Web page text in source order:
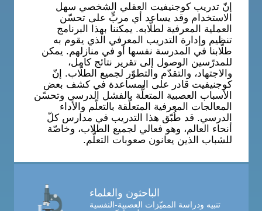
إنّ تدريب كوجنيفيت العقلي الشخصي سهل
الاستخدام وقد يساعد أي مربٍّ على تحسّن
العملية المعرفية لطلّابه. يمكننا بهذا البرنامج
تنظيم وإدارة التدريب المعرفي الذي يقوم به
طلّابنا في المدرسة نفسها أو في منازلهم. يمكن
للمدرّسين الوصول إلى تقرير نتائج كامل،
والاجتهاد، والتقدّم والتطوّر لجميع الطلّاب. إنّ
كوجنيفيت قادر على المساعدة في كشف بعض
الأسباب العصبية المتعلٌّة بالفشل الدرسي وتحسّن
المعالجات المعرفية المتعلّقة بالتعلّم والأداء
الدرسي. قد طُبّق هذا التدريب في مدارس كلّ
أنحاء العالم، وهو فعالي لجميع الطلاب، وخاصّة
للشباب الذين يعانون صعوبات التعلّم.
الباحثون والعلماء
تنبيه ودراسة المميّزات العصبية-النفسية